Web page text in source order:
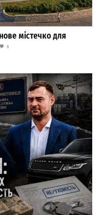
містечко для
1